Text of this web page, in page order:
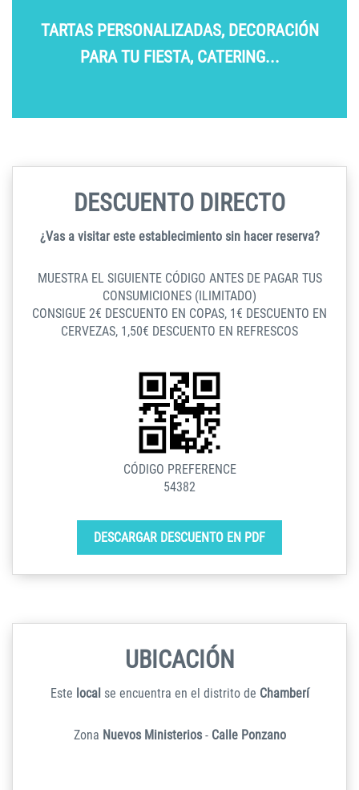
TARTAS PERSONALIZADAS, DECORACIÓN
PARA TU FIESTA, CATERING...
DESCUENTO DIRECTO
¿Vas a visitar este establecimiento sin hacer reserva?
MUESTRA EL SIGUIENTE CÓDIGO ANTES DE PAGAR TUS
CONSUMICIONES (ILIMITADO)
CONSIGUE 2€ DESCUENTO EN COPAS, 1€ DESCUENTO EN
CERVEZAS, 1,50€ DESCUENTO EN REFRESCOS
CÓDIGO PREFERENCE
54382
DESCARGAR DESCUENTO EN PDF
UBICACIÓN
Este local se encuentra en el distrito de Chamberí
Zona Nuevos Ministerios- Calle Ponzano